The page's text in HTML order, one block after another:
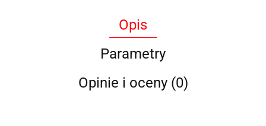
Opis
Parametry
Opinie i oceny (0)